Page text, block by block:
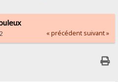
« précédent suivant »